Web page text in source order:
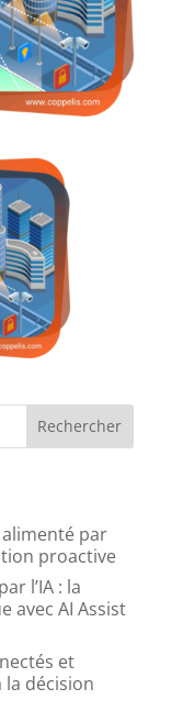
par
proactive
l’IA : la
avec AI Assist
et
la décision